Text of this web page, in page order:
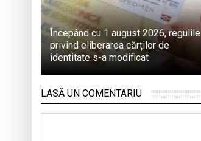
Începând cu 1 august 2026, regulile
privind eliberarea cărților de
identitate s-a modificat
LASĂ UN COMENTARIU